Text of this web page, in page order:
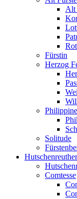
Alt
Fürstin
Herzog
Philippine
Solitude
Hutschenreuther
Comtesse